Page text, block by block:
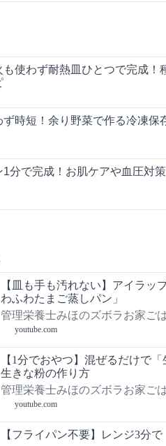
も使わず耐熱皿ひとつで完成！
ず時短！余り野菜で作る冷凍保
1分で完成！お肌ケアや血圧対
【皿も手も汚れない】アイラッ
わふわたまご蒸しパン」
管理栄養士みほのズボラお家ご
youtube.com
【1分でおやつ】混ぜるだけで
生きな粉の作り方
管理栄養士みほのズボラお家ご
youtube.com
【フライパン不要】レンジ3分